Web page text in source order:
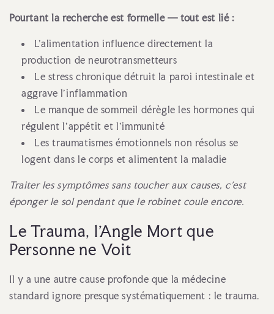
Pourtant la recherche est formelle — tout est lié :
L'alimentation influence directement la
production de neurotransmetteurs
Le stress chronique détruit la paroi intestinale et
aggrave l'inflammation
Le manque de sommeil dérègle les hormones qui
régulent l'appétit et l'immunité
Les traumatismes émotionnels non résolus se
logent dans le corps et alimentent la maladie
Traiter les symptômes sans toucher aux causes, c'est
éponger le sol pendant que le robinet coule encore.
Le Trauma, l'Angle Mort que
Personne ne Voit
Il y a une autre cause profonde que la médecine
standard ignore presque systématiquement : le trauma.